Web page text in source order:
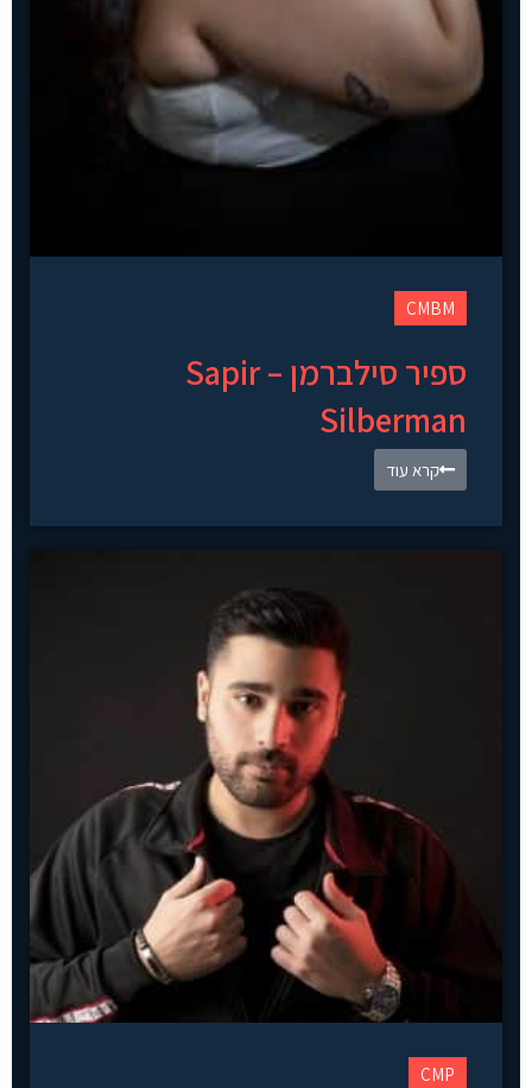
CMBM
ספיר סילברמן – Sapir
Silberman
קרא עוד
CMP